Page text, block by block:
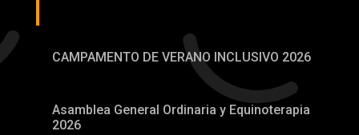
CAMPAMENTO DE VERANO INCLUSIVO 2026
Asamblea General Ordinaria y Equinoterapia
2026